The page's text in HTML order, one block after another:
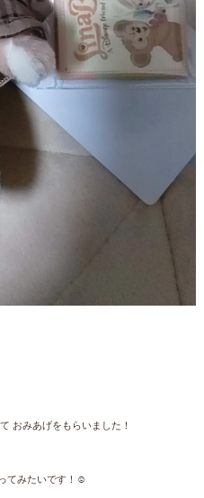
おみあげをもらいました！
てみたいです！☺️